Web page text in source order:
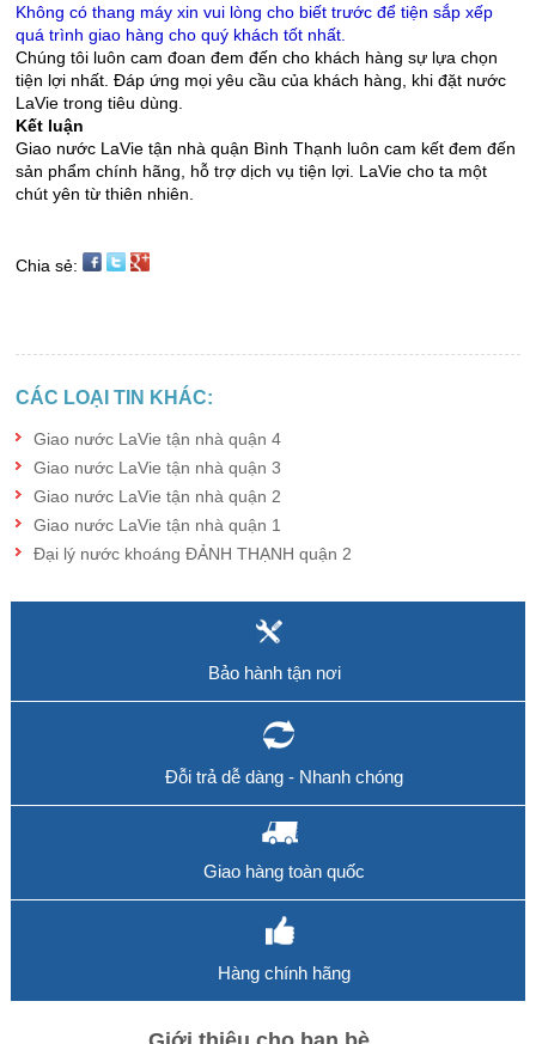
Không có thang máy xin vui lòng cho biết trước để tiện sắp xếp
quá trình giao hàng cho quý khách tốt nhất.
Chúng tôi luôn cam đoan đem đến cho khách hàng sự lựa chọn
tiện lợi nhất. Đáp ứng mọi yêu cầu của khách hàng, khi đặt nước
LaVie trong tiêu dùng.
Kết luận
Giao nước LaVie tận nhà quận Bình Thạnh luôn cam kết đem đến
sản phẩm chính hãng, hỗ trợ dịch vụ tiện lợi. LaVie cho ta một
chút yên từ thiên nhiên.
Chia sẻ:
CÁC LOẠI TIN KHÁC:
Giao nước LaVie tận nhà quận 4
Giao nước LaVie tận nhà quận 3
Giao nước LaVie tận nhà quận 2
Giao nước LaVie tận nhà quận 1
Đại lý nước khoáng ĐẢNH THẠNH quận 2
Bảo hành tận nơi
Đỗi trả dễ dàng - Nhanh chóng
Giao hàng toàn quốc
Hàng chính hãng